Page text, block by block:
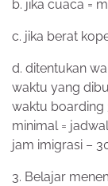
b. jika cuaca =
c. jika berat
d. ditentukan
waktu yang
waktu boarding
minimal =
jam imigrasi –
3. Belajar